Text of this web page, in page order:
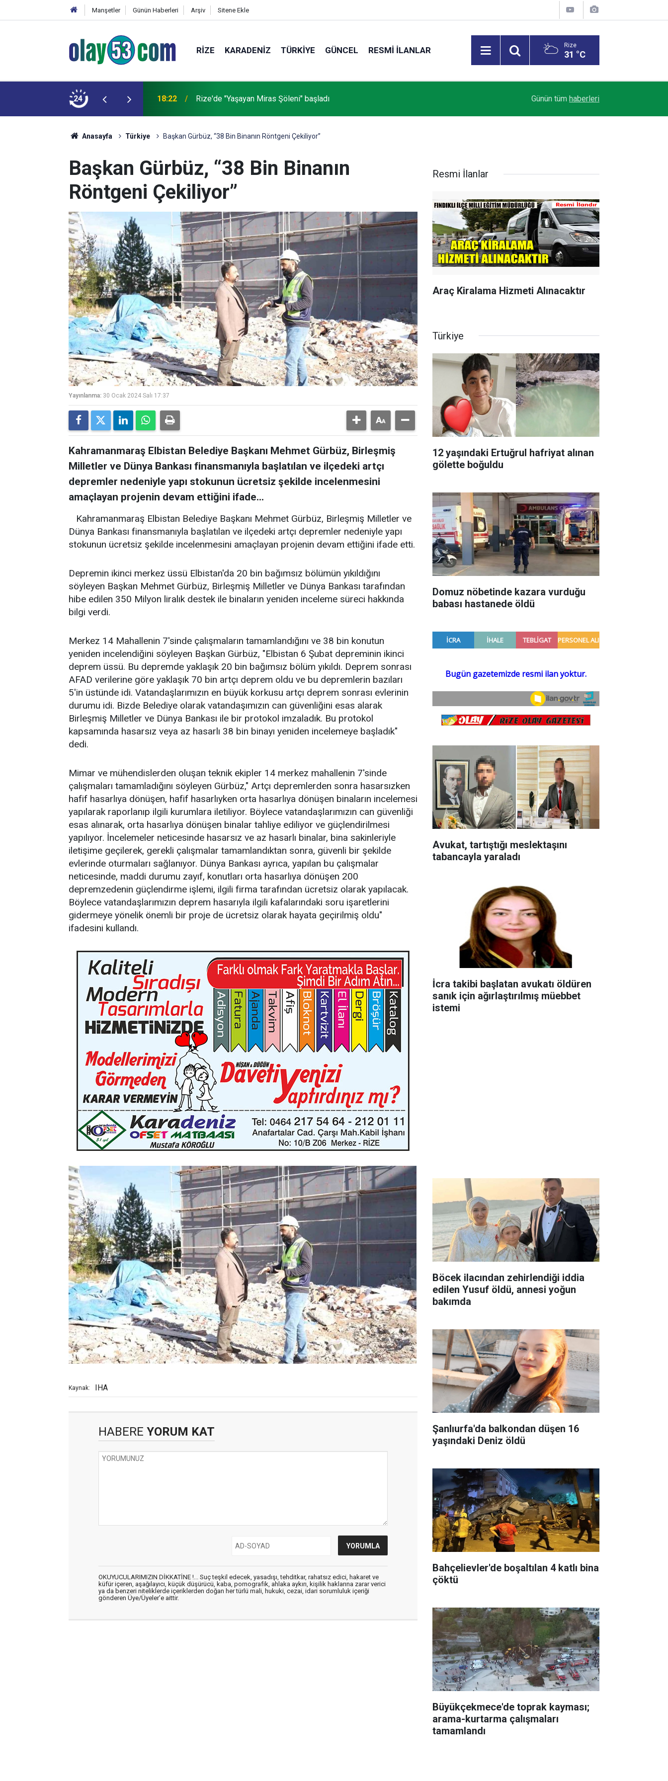
Manşetler Günün Haberleri Arşiv Sitene Ekle
RIZE KARADENIZ TÜRKIYE GÜNCEL RESMI İLANLAR Rize
31 °C
24
durumu ağır 18:22 Rize'de "Yaşayan Miras Şöleni" başladı Günün tüm haberleri
Anasayfa Türkiye Başkan Gürbüz, “38 Bin Binanın Röntgeni Çekiliyor”
Başkan Gürbüz, “38 Bin Binanın
Röntgeni Çekiliyor”
Yayınlanma: 30 Ocak 2024 Salı 17:37
Kahramanmaraş Elbistan Belediye Başkanı Mehmet Gürbüz, Birleşmiş
Milletler ve Dünya Bankası finansmanıyla başlatılan ve ilçedeki artçı
depremler nedeniyle yapı stokunun ücretsiz şekilde incelenmesini
amaçlayan projenin devam ettiğini ifade...
Kahramanmaraş Elbistan Belediye Başkanı Mehmet Gürbüz, Birleşmiş Milletler ve
Dünya Bankası finansmanıyla başlatılan ve ilçedeki artçı depremler nedeniyle yapı
stokunun ücretsiz şekilde incelenmesini amaçlayan projenin devam ettiğini ifade etti.
Depremin ikinci merkez üssü Elbistan'da 20 bin bağımsız bölümün yıkıldığını
söyleyen Başkan Mehmet Gürbüz, Birleşmiş Milletler ve Dünya Bankası tarafından
hibe edilen 350 Milyon liralık destek ile binaların yeniden inceleme süreci hakkında
bilgi verdi.
Merkez 14 Mahallenin 7'sinde çalışmaların tamamlandığını ve 38 bin konutun
yeniden incelendiğini söyleyen Başkan Gürbüz, "Elbistan 6 Şubat depreminin ikinci
deprem üssü. Bu depremde yaklaşık 20 bin bağımsız bölüm yıkıldı. Deprem sonrası
AFAD verilerine göre yaklaşık 70 bin artçı deprem oldu ve bu depremlerin bazıları
5'in üstünde idi. Vatandaşlarımızın en büyük korkusu artçı deprem sonrası evlerinin
durumu idi. Bizde Belediye olarak vatandaşımızın can güvenliğini esas alarak
Birleşmiş Milletler ve Dünya Bankası ile bir protokol imzaladık. Bu protokol
kapsamında hasarsız veya az hasarlı 38 bin binayı yeniden incelemeye başladık"
dedi.
Mimar ve mühendislerden oluşan teknik ekipler 14 merkez mahallenin 7'sinde
çalışmaları tamamladığını söyleyen Gürbüz," Artçı depremlerden sonra hasarsızken
hafif hasarlıya dönüşen, hafif hasarlıyken orta hasarlıya dönüşen binaların incelemesi
yapılarak raporlanıp ilgili kurumlara iletiliyor. Böylece vatandaşlarımızın can güvenliği
esas alınarak, orta hasarlıya dönüşen binalar tahliye ediliyor ve güçlendirilmesi
yapılıyor. İncelemeler neticesinde hasarsız ve az hasarlı binalar, bina sakinleriyle
iletişime geçilerek, gerekli çalışmalar tamamlandıktan sonra, güvenli bir şekilde
evlerinde oturmaları sağlanıyor. Dünya Bankası ayrıca, yapılan bu çalışmalar
neticesinde, maddi durumu zayıf, konutları orta hasarlıya dönüşen 200
depremzedenin güçlendirme işlemi, ilgili firma tarafından ücretsiz olarak yapılacak.
Böylece vatandaşlarımızın deprem hasarıyla ilgili kafalarındaki soru işaretlerini
gidermeye yönelik önemli bir proje de ücretsiz olarak hayata geçirilmiş oldu"
ifadesini kullandı.
Kaynak: IHA
HABERE YORUM KAT
OKUYUCULARIMIZIN DİKKATİNE !... Suç teşkil edecek, yasadışı, tehditkar, rahatsız edici, hakaret ve
küfür içeren, aşağılayıcı, küçük düşürücü, kaba, pornografik, ahlaka aykırı, kişilik haklarına zarar verici
ya da benzeri niteliklerde içeriklerden doğan her türlü mali, hukuki, cezai, idari sorumluluk içeriği
gönderen Üye/Üyeler’e aittir.
Resmi İlanlar
Araç Kiralama Hizmeti Alınacaktır
Türkiye
12 yaşındaki Ertuğrul hafriyat alınan
gölette boğuldu
Domuz nöbetinde kazara vurduğu
babası hastanede öldü
Avukat, tartıştığı meslektaşını
tabancayla yaraladı
İcra takibi başlatan avukatı öldüren
sanık için ağırlaştırılmış müebbet
istemi
Böcek ilacından zehirlendiği iddia
edilen Yusuf öldü, annesi yoğun
bakımda
Şanlıurfa'da balkondan düşen 16
yaşındaki Deniz öldü
Bahçelievler'de boşaltılan 4 katlı bina
çöktü
Büyükçekmece'de toprak kayması;
arama-kurtarma çalışmaları
tamamlandı